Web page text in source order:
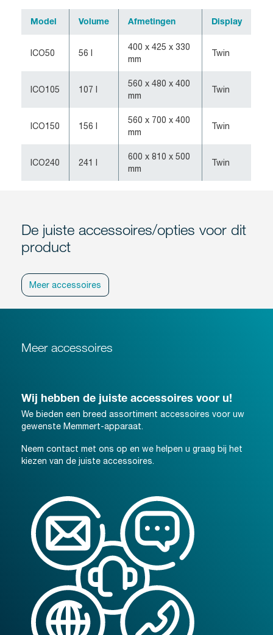
Model Volume Afmetingen Display
ICO50 56 l
400 x 425 x 330
mm
Twin
ICO105 107 l
560 x 480 x 400
mm
Twin
ICO150 156 l
560 x 700 x 400
mm
Twin
ICO240 241 l
600 x 810 x 500
mm
Twin
De juiste accessoires/opties voor dit
product
Meer accessoires
Meer accessoires
Wij hebben de juiste accessoires voor u!
We bieden een breed assortiment accessoires voor uw
gewenste Memmert-apparaat.
Neem contact met ons op en we helpen u graag bij het
kiezen van de juiste accessoires.